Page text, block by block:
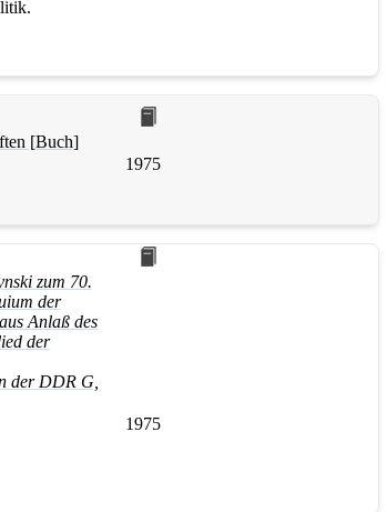
[Buch]
1975
zum 70.
der
Anlaß des
der
der DDR G,
1975